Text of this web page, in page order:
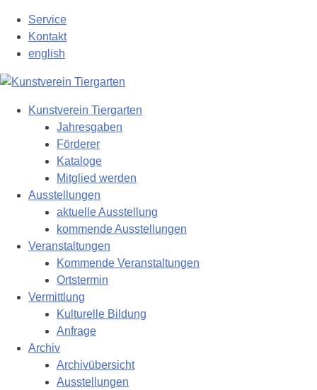
Hauptinhalt
springen
Service
Kontakt
english
Kunstverein Tiergarten
Jahresgaben
Förderer
Kataloge
Mitglied werden
Ausstellungen
aktuelle Ausstellung
kommende Ausstellungen
Veranstaltungen
Kommende Veranstaltungen
Ortstermin
Vermittlung
Kulturelle Bildung
Anfrage
Archiv
Archivübersicht
Ausstellungen